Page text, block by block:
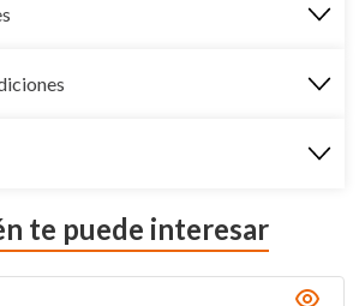
te puede interesar